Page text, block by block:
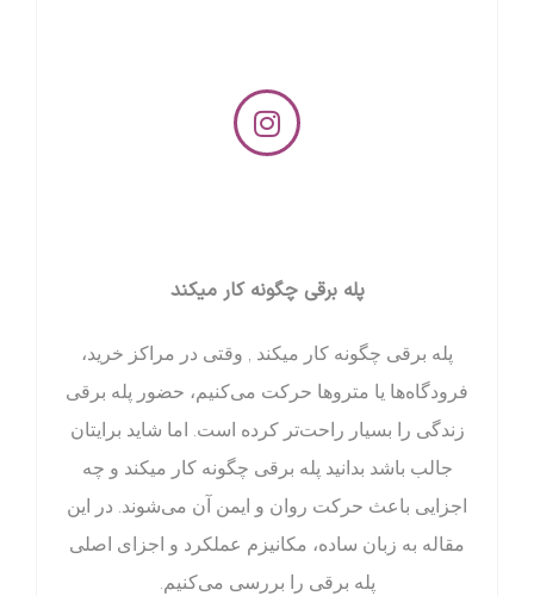
پله برقی چگونه کار میکند
پله برقی چگونه کار میکند , وقتی در مراکز خرید،
فرودگاه‌ها یا متروها حرکت می‌کنیم، حضور پله برقی
زندگی را بسیار راحت‌تر کرده است. اما شاید برایتان
جالب باشد بدانید پله برقی چگونه کار میکند و چه
اجزایی باعث حرکت روان و ایمن آن می‌شوند. در این
مقاله به زبان ساده، مکانیزم عملکرد و اجزای اصلی
پله برقی را بررسی می‌کنیم.